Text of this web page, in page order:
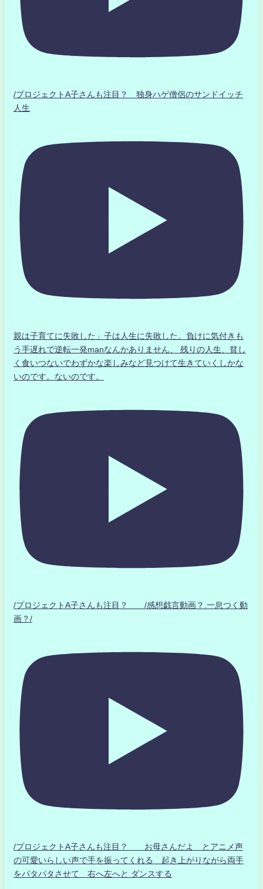
/プロジェクトA子さんも注目？ 独身ハゲ僧侶のサンドイッチ
人生
親は子育てに失敗した」子は人生に失敗した。負けに気付きも
う手遅れで逆転一発manなんかありません、 残りの人生、貧し
く食いつないでわずかな楽しみなど見つけて生きていくしかな
いのです。ないのです。
/プロジェクトA子さんも注目？ /感想戯言動画？.一息つく動
画？/
/プロジェクトA子さんも注目？ お母さんだよ とアニメ声
の可愛いらしい声で手を振ってくれる 起き上がりながら両手
をパタパタさせて 右へ左へと ダンスする